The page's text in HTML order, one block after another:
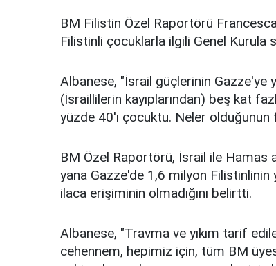
BM Filistin Özel Raportörü
Filistinli çocuklarla ilgili Genel Kurula
Albanese, "İsrail güçlerinin Gazze'ye
(İsraillilerin kayıplarından) beş kat
yüzde 40'ı çocuktu. Neler olduğunun
BM Özel Raportörü, İsrail ile Hamas
yana Gazze'de 1,6 milyon
ilaca erişiminin olmadığını belirtti.
Albanese, "Travma ve yıkım tarif
cehennem, hepimiz için, tüm BM